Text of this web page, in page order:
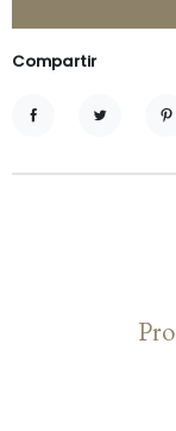
Compartir